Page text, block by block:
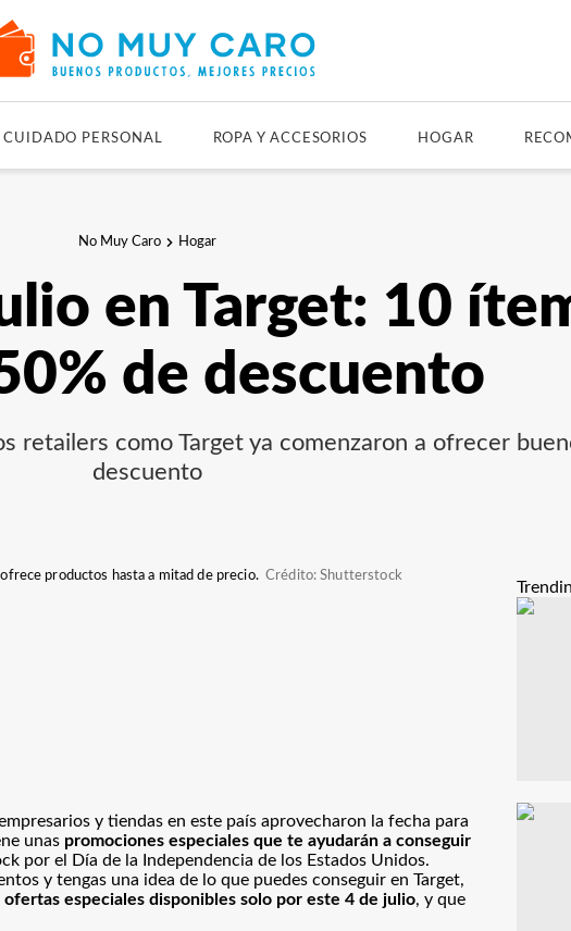
CUIDADO PERSONAL ROPA Y ACCESORIOS HOGAR
No Muy Caro Hogar
en Target: 10
de descuento
retailers como Target ya comenzaron a ofrecer
descuento
ofrece productos hasta a mitad de precio.Crédito: Shutterstock
y tiendas en este país aprovecharon la fecha para
unas promociones especiales que te ayudarán a conseguir
por el Día de la Independencia de los Estados Unidos.
y tengas una idea de lo que puedes conseguir en Target,
ofertas especiales disponibles solo por este 4 de julio, y que